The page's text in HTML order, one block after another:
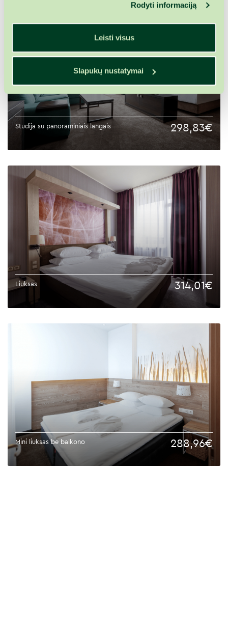
Rodyti informaciją
Leisti visus
Slapukų nustatymai
Studija su panoraminiais langais 298,83€
Liuksas 314,01€
Mini liuksas be balkono 288,96€